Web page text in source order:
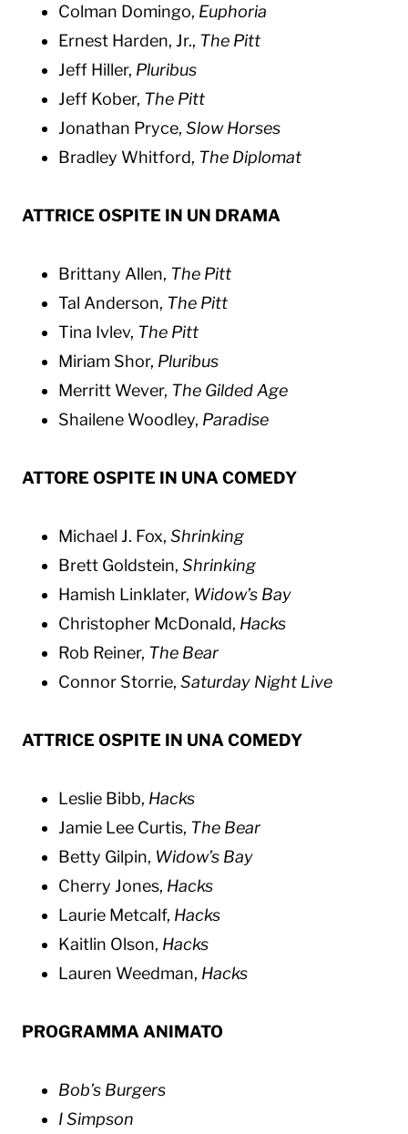
Colman Domingo, Euphoria
Ernest Harden, Jr., The Pitt
Jeff Hiller, Pluribus
Jeff Kober, The Pitt
Jonathan Pryce, Slow Horses
Bradley Whitford, The Diplomat
ATTRICE OSPITE IN UN DRAMA
Brittany Allen, The Pitt
Tal Anderson, The Pitt
Tina Ivlev, The Pitt
Miriam Shor, Pluribus
Merritt Wever, The Gilded Age
Shailene Woodley, Paradise
ATTORE OSPITE IN UNA COMEDY
Michael J. Fox, Shrinking
Brett Goldstein, Shrinking
Hamish Linklater, Widow’s Bay
Christopher McDonald, Hacks
Rob Reiner, The Bear
Connor Storrie, Saturday Night Live
ATTRICE OSPITE IN UNA COMEDY
Leslie Bibb, Hacks
Jamie Lee Curtis, The Bear
Betty Gilpin, Widow’s Bay
Cherry Jones, Hacks
Laurie Metcalf, Hacks
Kaitlin Olson, Hacks
Lauren Weedman, Hacks
PROGRAMMA ANIMATO
Bob’s Burgers
I Simpson